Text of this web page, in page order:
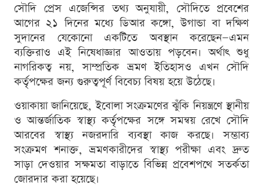
সৌদি প্রেস এজেন্সির তথ্য অনুযায়ী, সৌদিতে প্রবেশের
আগের ২১ দিনের মধ্যে ডিআর কঙ্গো, উগান্ডা বা দক্ষিণ
সুদানের যেকোনো একটিতে অবস্থান করেছেন—এমন
ব্যক্তিরাও এই নিষেধাজ্ঞার আওতায় পড়বেন। অর্থাৎ শুধু
নাগরিকত্ব নয়, সাম্প্রতিক ভ্রমণ ইতিহাসও এখন সৌদি
কর্তৃপক্ষের জন্য গুরুত্বপূর্ণ বিবেচ্য বিষয় হয়ে উঠেছে।
ওয়াকায়া জানিয়েছে, ইবোলা সংক্রমণের ঝুঁকি নিয়ন্ত্রণে স্থানীয়
ও আন্তর্জাতিক স্বাস্থ্য কর্তৃপক্ষের সঙ্গে সমন্বয় রেখে সৌদি
আরবের স্বাস্থ্য নজরদারি ব্যবস্থা কাজ করছে। সম্ভাব্য
সংক্রমণ শনাক্ত, ভ্রমণকারীদের স্বাস্থ্য পরীক্ষা এবং দ্রুত
সাড়া দেওয়ার সক্ষমতা বাড়াতে বিভিন্ন প্রবেশপথে সতর্কতা
জোরদার করা হয়েছে।